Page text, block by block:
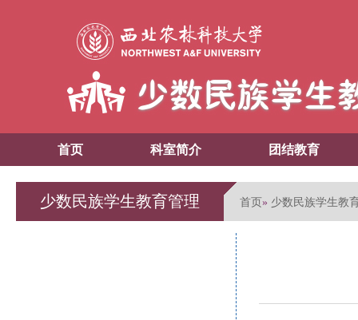
首页 科室简介 团结教育
少数民族学生教育管理 首页» 少数民族学生教